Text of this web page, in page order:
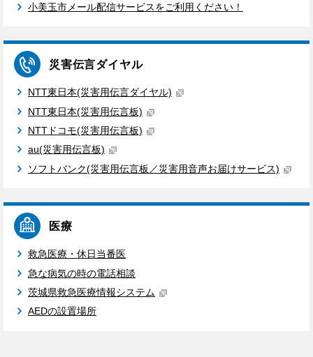
小美玉市メール配信サービスをご利用ください！
災害伝言ダイヤル
NTT東日本(災害用伝言ダイヤル)
NTT東日本(災害用伝言板)
NTTドコモ(災害用伝言板)
au(災害用伝言板)
ソフトバンク(災害用伝言板／災害用音声お届けサービス)
医療
救急医療・休日当番医
急な病気の時の電話相談
茨城県救急医療情報システム
AEDの設置場所